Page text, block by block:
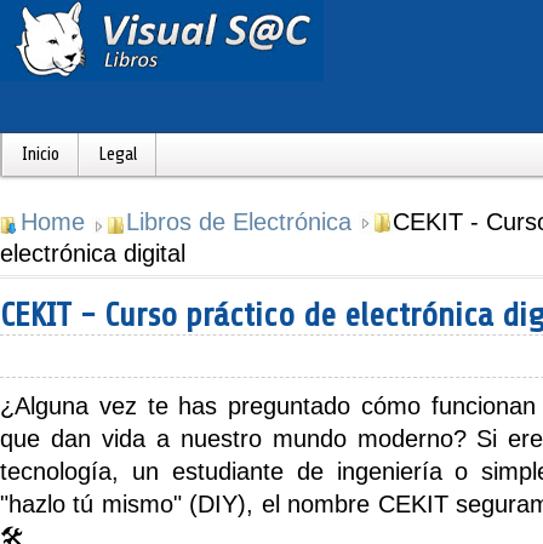
Inicio Legal
Home Libros de Electrónica
CEKIT -
electrónica digital
CEKIT - Curso práctico de electrónica
¿Alguna vez te has preguntado cómo
que dan vida a nuestro mundo moderno? Si
tecnología, un estudiante de ingeniería o
"hazlo tú mismo" (DIY), el nombre CEKIT
🛠️